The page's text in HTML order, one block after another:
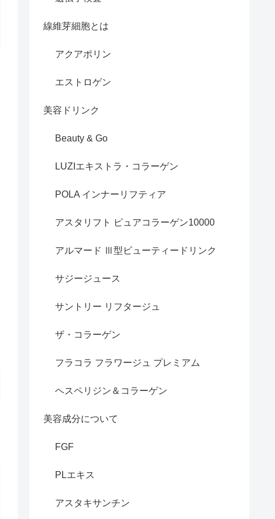
線維芽細胞とは
アクアポリン
エストロゲン
美容ドリンク
Beauty & Go
LUZIエキストラ・コラーゲン
POLA インナーリフティア
アスタリフト ピュアコラーゲン10000
アルマード Ⅲ型ビューティードリンク
サジージュース
サントリー リフタージュ
ザ・コラーゲン
フラコラ フラワージュ プレミアム
ヘスペリジン＆コラーゲン
美容成分について
FGF
PLエキス
アスタキサンチン